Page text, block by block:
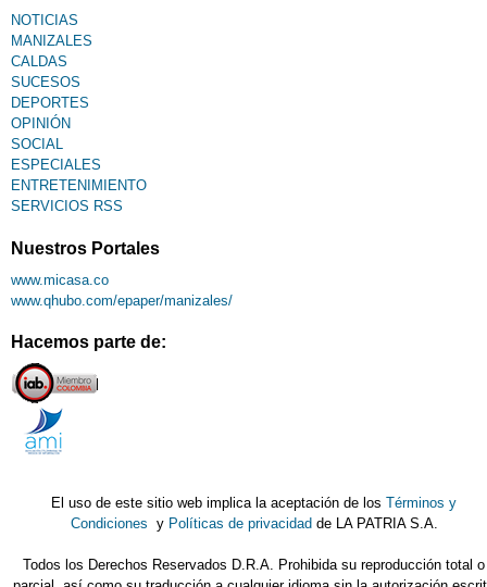
NOTICIAS
MANIZALES
CALDAS
SUCESOS
DEPORTES
OPINIÓN
SOCIAL
ESPECIALES
ENTRETENIMIENTO
SERVICIOS RSS
Nuestros Portales
www.micasa.co
www.qhubo.com/epaper/manizales/
Hacemos parte de:
El uso de este sitio web implica la aceptación de losTérminos y
Condiciones y Políticas de privacidad de LA PATRIA S.A.
Todos los Derechos Reservados D.R.A. Prohibida su reproducción total o